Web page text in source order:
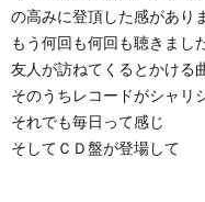
の高みに登頂した感があり
もう何回も何回も聴きまし
友人が訪ねてくるとかける
そのうちレコードがシャリ
それでも毎日って感じ
そしてＣＤ盤が登場して